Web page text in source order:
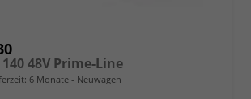
48V Prime-Line
6 Monate Neuwagen